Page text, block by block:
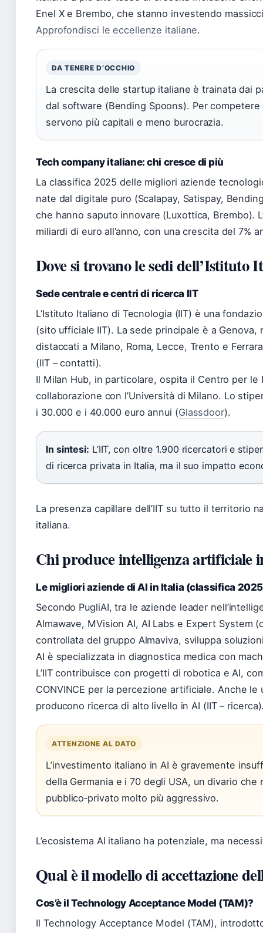
Enel X e Brembo, che stanno investendo
Approfondisci le eccellenze italiane.
DA TENERE D’OCCHIO
La crescita delle startup italiane è trainata dai
dal software (Bending Spoons). Per
servono più capitali e meno burocrazia.
Tech company italiane: chi cresce di più
La classifica 2025 delle migliori aziende
nate dal digitale puro (Scalapay, Satispay,
che hanno saputo innovare (Luxottica, Brembo).
miliardi di euro all’anno, con una crescita del 7%
Dove si trovano le sedi dell’Istituto
Sede centrale e centri di ricerca IIT
L’Istituto Italiano di Tecnologia (IIT) è una
(sito ufficiale IIT). La sede principale è a Genova,
distaccati a Milano, Roma, Lecce, Trento e
(IIT – contatti).
Il Milan Hub, in particolare, ospita il Centro per
collaborazione con l’Università di Milano. Lo
i 30.000 e i 40.000 euro annui (Glassdoor).
In sintesi: L’IIT, con oltre 1.900 ricercatori e
di ricerca privata in Italia, ma il suo impatto
La presenza capillare dell’IIT su tutto il territorio
italiana.
Chi produce intelligenza artificiale
Le migliori aziende di AI in Italia (classifica
Secondo PugliAI, tra le aziende leader
Almawave, MVision AI, AI Labs e Expert System
controllata del gruppo Almaviva, sviluppa
AI è specializzata in diagnostica medica con
L’IIT contribuisce con progetti di robotica e AI,
CONVINCE per la percezione artificiale. Anche
producono ricerca di alto livello in AI (IIT –
ATTENZIONE AL DATO
L’investimento italiano in AI è gravemente
della Germania e i 70 degli USA, un divario
pubblico‑privato molto più aggressivo.
L’ecosistema AI italiano ha potenziale, ma
Qual è il modello di accettazione
Cos’è il Technology Acceptance Model (TAM)?
Il Technology Acceptance Model (TAM),